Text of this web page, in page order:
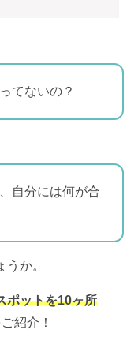
てないの？
自分には何が合
か。
ポットを10ヶ所
紹介！